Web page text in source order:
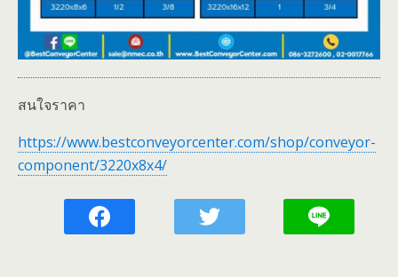
สนใจราคา
https://www.bestconveyorcenter.com/shop/conveyor-
component/3220x8x4/